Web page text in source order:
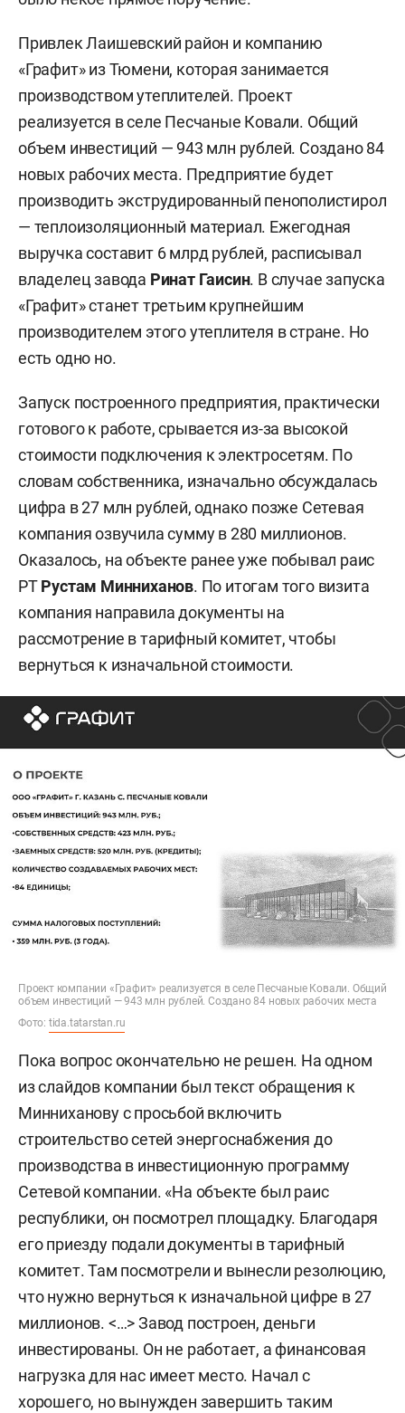
Привлек Лаишевский район и компанию
«Графит» из Тюмени, которая занимается
производством утеплителей. Проект
реализуется в селе Песчаные Ковали. Общий
объем инвестиций — 943 млн рублей. Создано 84
новых рабочих места. Предприятие будет
производить экструдированный пенополистирол
— теплоизоляционный материал. Ежегодная
выручка составит 6 млрд рублей, расписывал
владелец завода Ринат Гаисин. В случае запуска
«Графит» станет третьим крупнейшим
производителем этого утеплителя в стране. Но
есть одно но.
Запуск построенного предприятия, практически
готового к работе, срывается из-за высокой
стоимости подключения к электросетям. По
словам собственника, изначально обсуждалась
цифра в 27 млн рублей, однако позже Сетевая
компания озвучила сумму в 280 миллионов.
Оказалось, на объекте ранее уже побывал раис
РТРустам Минниханов. По итогам того визита
компания направила документы на
рассмотрение в тарифный комитет, чтобы
вернуться к изначальной стоимости.
Проект компании «Графит» реализуется в селе Песчаные Ковали. Общий
объем инвестиций — 943 млн рублей. Создано 84 новых рабочих места
Фото: tida.tatarstan.ru
Пока вопрос окончательно не решен. На одном
из слайдов компании был текст обращения к
Минниханову с просьбой включить
строительство сетей энергоснабжения до
производства в инвестиционную программу
Сетевой компании. «На объекте был раис
республики, он посмотрел площадку. Благодаря
его приезду подали документы в тарифный
комитет. Там посмотрели и вынесли резолюцию,
что нужно вернуться к изначальной цифре в 27
миллионов. <…> Завод построен, деньги
инвестированы. Он не работает, а финансовая
нагрузка для нас имеет место. Начал с
хорошего, но вынужден завершить таким